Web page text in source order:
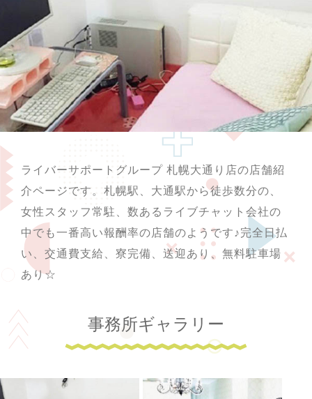
ライバーサポートグループ 札幌大通り店の店舗紹
介ページです。札幌駅、大通駅から徒歩数分の、
女性スタッフ常駐、数あるライブチャット会社の
中でも一番高い報酬率の店舗のようです♪完全日払
い、交通費支給、寮完備、送迎あり、無料駐車場
あり☆
事務所ギャラリー